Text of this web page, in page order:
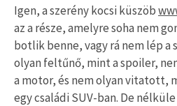
Igen, a szerény kocsi küszöb
az a része, amelyre soha nem
botlik benne, vagy rá nem lép a
olyan feltűnő, mint a spoiler,
a motor, és nem olyan vitatott,
egy családi SUV-ban. De